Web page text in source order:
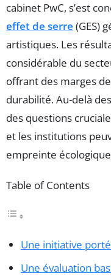
cabinet PwC, s’est
effet de serre (GES)
artistiques. Les
considérable du
offrant des marges
durabilité. Au-delà
des questions
et les institutions
empreinte
Table of Contents
Une initiative
Une évaluation